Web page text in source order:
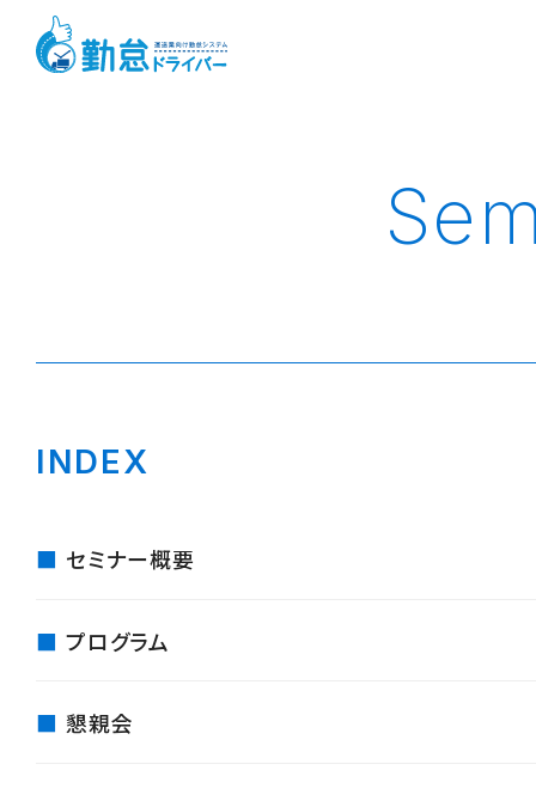
INDEX
セミナー概要
プログラム
懇親会